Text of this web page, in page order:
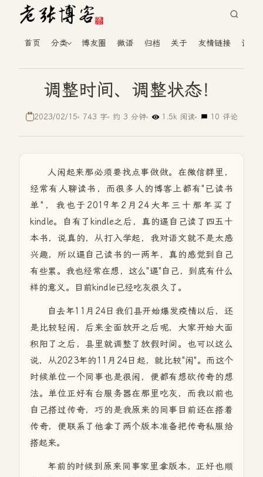
首页 分类 博友圈 微语 归档 关于 友情链接 读者
调整时间、调整状态！
2023/02/15 743 字 约 3 分钟 1.5k 阅读 10 评论
人闲起来那必须要找点事做做。在微信群里，
经常有人聊读书，而很多人的博客上都有"已读书
单"，我也于2019年2月24大年三十那年买了
kindle。自有了kindle之后，真的逼自己读了四五十
本书，说真的，从打入学起，我对语文就不是太感
兴趣，所以逼自己读书的一两年，真的感觉到自己
有些累。我也经常在想，这么"逼"自己，到底有什么
样的意义。目前kindle已经吃灰很久了。
自去年11月24日我们县开始爆发疫情以后，还
是比较轻闲，后来全面放开之后呢，大家开始大面
积阳了之后，县里就调整了放假时间。也可以这么
说，从2023年的11月24日起，就比较"闲"。而这个
时候单位一个同事也是很闲，便都有想砍传奇的想
法。单位正好有台服务器在那里吃灰，而我以前也
自己搭过传奇，巧的是我原来的同事目前还在搭着
传奇，便联系了他拿了两个版本准备把传奇私服给
搭起来。
年前的时候到原来同事家里拿版本，正好也顺